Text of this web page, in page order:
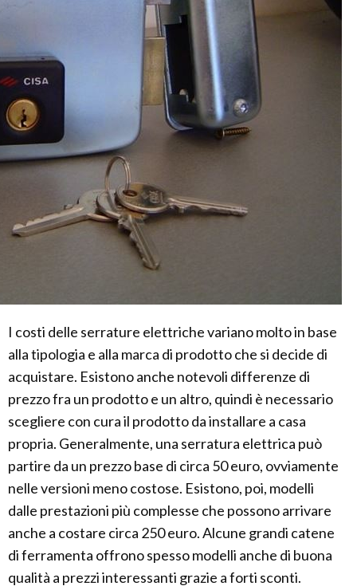
I costi delle serrature elettriche variano molto in base
alla tipologia e alla marca di prodotto che si decide di
acquistare. Esistono anche notevoli differenze di
prezzo fra un prodotto e un altro, quindi è necessario
scegliere con cura il prodotto da installare a casa
propria. Generalmente, una serratura elettrica può
partire da un prezzo base di circa 50 euro, ovviamente
nelle versioni meno costose. Esistono, poi, modelli
dalle prestazioni più complesse che possono arrivare
anche a costare circa 250 euro. Alcune grandi catene
di ferramenta offrono spesso modelli anche di buona
qualità a prezzi interessanti grazie a forti sconti.